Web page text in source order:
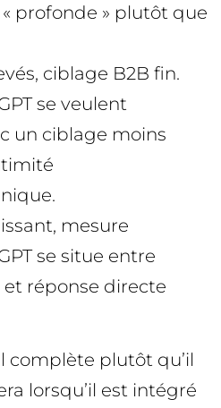
profonde » plutôt que
ciblage B2B fin.
se veulent
un ciblage moins
mesure
se situe entre
réponse directe
complète plutôt qu’il
lorsqu’il est intégré